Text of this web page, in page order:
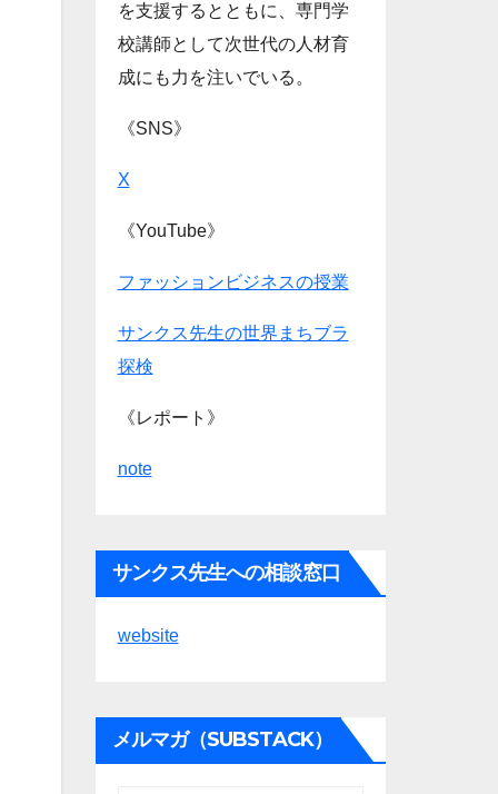
を支援するとともに、専門学
校講師として次世代の人材育
成にも力を注いでいる。
《SNS》
X
《YouTube》
ファッションビジネスの授業
サンクス先生の世界まちブラ
探検
《レポート》
note
サンクス先生への相談窓口
website
メルマガ（SUBSTACK）